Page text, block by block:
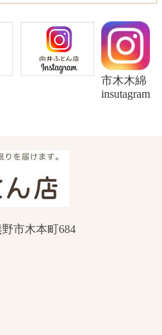
市木木綿
insutagram
市木本町684